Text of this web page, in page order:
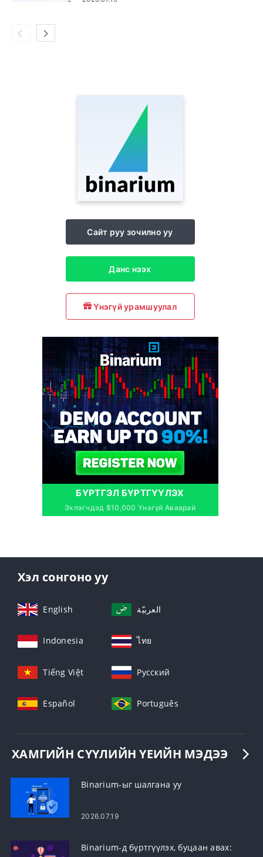
Сайт руу зочилно уу
Данс нээх
Үнэгүй урамшуулал
БҮРТГЭЛ БҮРТГҮҮЛЭХ
Эхлэгчдэд $10,000 Үнэгүй Аваарай
Хэл сонгоно уу
English العربيّة
Indonesia ไทย
Tiếng Việt Русский
Español Português
ХАМГИЙН СҮҮЛИЙН ҮЕИЙН МЭДЭЭ
Binarium-ыг шалгана уу
2026.07.19
Binarium-д бүртгүүлэх, буцаан авах: